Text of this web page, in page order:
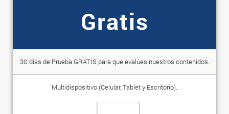
Gratis
30 días de Prueba GRATIS para que evalúes nuestros contenidos.
Multidispositivo (Celular, Tablet y Escritorio).